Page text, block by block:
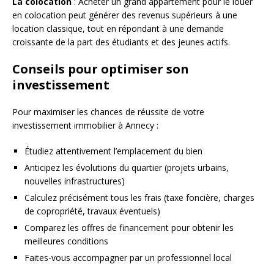
en colocation peut générer des revenus supérieurs à une
location classique, tout en répondant à une demande
croissante de la part des étudiants et des jeunes actifs.
Conseils pour optimiser son
investissement
Pour maximiser les chances de réussite de votre
investissement immobilier à Annecy :
Étudiez attentivement l’emplacement du bien
Anticipez les évolutions du quartier (projets urbains,
nouvelles infrastructures)
Calculez précisément tous les frais (taxe foncière, charges
de copropriété, travaux éventuels)
Comparez les offres de financement pour obtenir les
meilleures conditions
Faites-vous accompagner par un professionnel local